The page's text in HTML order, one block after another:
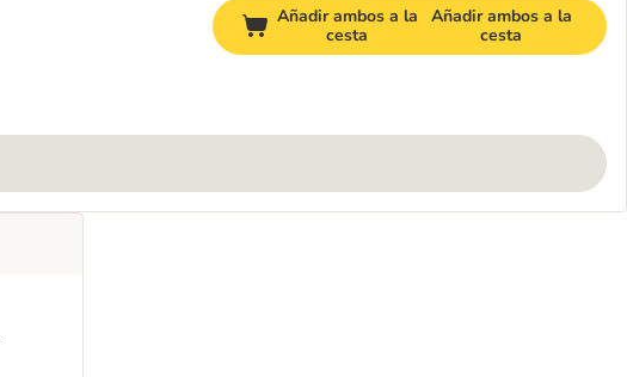
Añadir ambos a la
cesta
Añadir ambos a la
cesta